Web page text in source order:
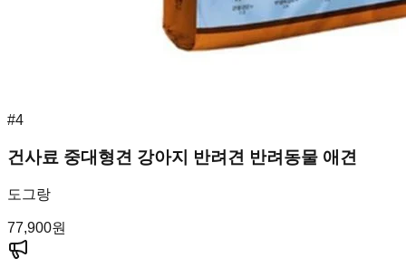
#4
건사료 중대형견 강아지 반려견 반려동물 애견
도그랑
77,900원